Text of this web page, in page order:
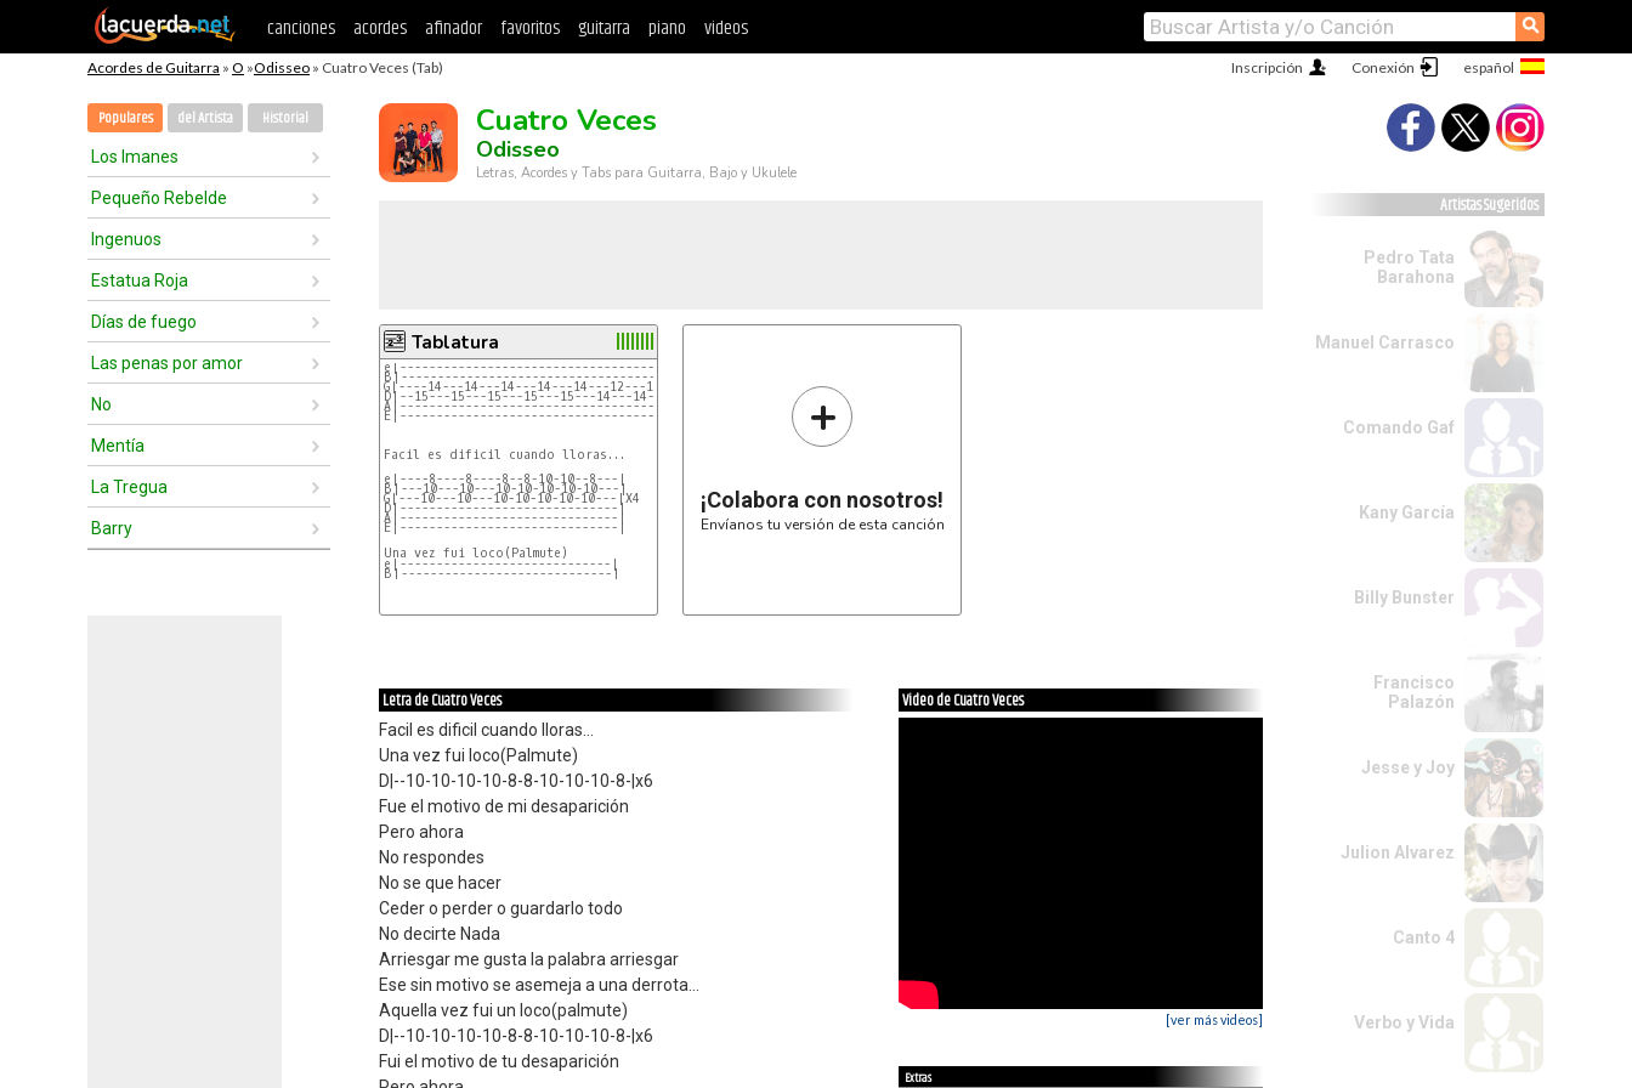
canciones acordes afinador favoritos guitarra piano videos ⚲
Acordes de Guitarra » O »Odisseo » Cuatro Veces (Tab) Conexión
Inscripción
Populares del Artista Historial
Los Imanes
Pequeño Rebelde
Ingenuos
Estatua Roja
Días de fuego
Las penas por amor
No
Mentía
La Tregua
Barry
Cuatro Veces
Odisseo
Letras, Acordes y Tabs para Guitarra, Bajo y Ukulele
Tablatura
e|-----------------------------------------------------------|
B|-----------------------------------------------------------|
G|----14---14---14---14---14---12---12---10---10---10---10---|x4
D|--15---15---15---15---15---14---14-------------------------|
A|-----------------------------------------------------------|
E|-----------------------------------------------------------|
Facil es dificil cuando lloras...
e|----8----8----8--8-10-10--8---|
B|---10---10---10-10-10-10-10---|
G|---10---10---10-10-10-10-10---|X4
D|------------------------------|
A|------------------------------|
E|------------------------------|
e|-----------------------------|
B|-----------------------------|
+
¡Colabora con nosotros!
Envíanos tu versión de esta canción
Letra de Cuatro Veces
Facil es dificil cuando lloras...
Una vez fui loco(Palmute)
D|--10-10-10-10-8-8-10-10-10-8-|x6
Fue el motivo de mi desaparición
Pero ahora
No respondes
No se que hacer
Ceder o perder o guardarlo todo
No decirte Nada
Arriesgar me gusta la palabra arriesgar
Ese sin motivo se asemeja a una derrota...
Aquella vez fui un loco(palmute)
D|--10-10-10-10-8-8-10-10-10-8-|x6
Fui el motivo de tu desaparición
Video de Cuatro Veces
[ver más videos]
Extras
Artistas Sugeridos
Pedro Tata
Barahona
Manuel Carrasco
Comando Gaf
Kany García
Billy Bunster
Francisco
Palazón
Jesse y Joy
Julion Alvarez
Canto 4
Verbo y Vida